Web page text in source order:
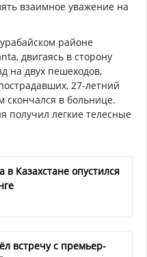
взаимное уважение на
районе
двигаясь в сторону
на двух пешеходов,
27-летний
скончался в больнице.
получил легкие телесные
в Казахстане опустился
встречу с премьер-